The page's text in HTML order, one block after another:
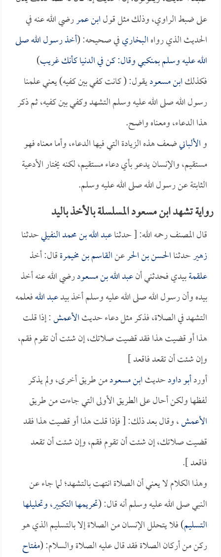
على ضبط الراوي، وذلك مثل قولابن عمررضي الله عنه في
الحديث الذي رواهالبخاريفي صحيحه: (أخذ رسول الله صلى
الله عليه وسلم بمنكبي وقال: كن في الدنيا كأنك غريب)
فكذلكابن مسعوديقول: ( كانت كفي بين كفيه) يعني علمنا
رسول الله صلى الله عليه وسلم التشهد وكفي بين كفيه، ثم ذكر
هذا الدعاء، ومعناه واضح.
والألبانيضعف هذه الزيادة التي فيها الدعاء، وأما معناه فهو
مستقيم، والإنسان يدعو بأي دعاء مستقيم، لكنه يختار الأدعية
الثابتة عن رسول الله صلى الله عليه وسلم.
رواية تشهد ابن مسعود المسلسلة بالأخذ باليد
قال المصنف رحمه الله: [ حدثناعبد الله بن محمد النفيليحدثنا
زهيرحدثناالحسن بن الحرعنالقاسم بن مخيمرةقال: أخذ
علقمةبيدي فحدثني أنعبد الله بن مسعودرضي الله عنه أخذ
بيده وأن رسول الله صلى الله عليه وسلم أخذ بيدعبد اللهفعلمه
التشهد في الصلاة، فذكر مثل دعاء حديثالأعمش: إذا قلت
هذا أو قضيت هذا فقد قضيت صلاتك، إن شئت أن تقوم فقم،
وإن شئت أن تقعد فاقعد ]
أوردأبو داودحديثابن مسعودمن طريق أخرى، ولم يذكر
لفظها ولكن أحال على الطريق الأولى التي جاءت من طريق
الأعمش، وقال بعد ذلك: [ فإذا قلت هذا أو قضيت هذا فقد
قضيت صلاتك، إن شئت أن تقوم فقم، وإن شئت أن تقعد
فاقعد ].
وهذا الكلام لا يعني أن الصلاة انتهت بالتشهد؛ لما جاء عن
النبي صلى الله عليه وسلم أنه قال: (تحريمها التكبير، وتحليلها
التسليم) فلا يتحلل الإنسان من الصلاة إلا بالتسليم الذي هو
ركن من أركان الصلاة فقد قال عليه الصلاة والسلام: (مفتاح